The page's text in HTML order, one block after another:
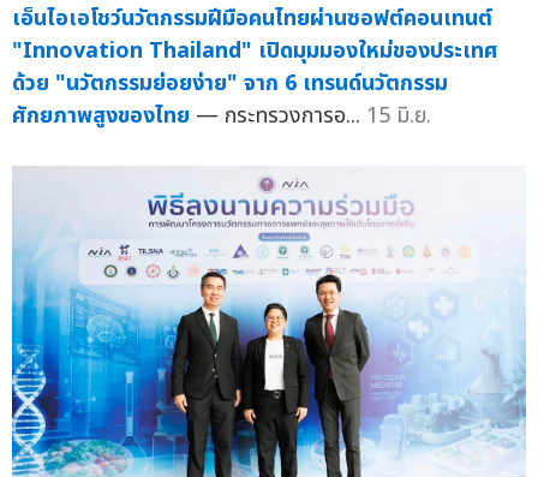
เอ็นไอเอโชว์นวัตกรรมฝีมือคนไทยผ่านซอฟต์คอนเทนต์
"Innovation Thailand" เปิดมุมมองใหม่ของประเทศ
ด้วย "นวัตกรรมย่อยง่าย" จาก 6 เทรนด์นวัตกรรม
ศักยภาพสูงของไทย — กระทรวงการอ... 15 มิ.ย.